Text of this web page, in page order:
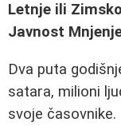
Letnje ili
Javnost
Dva puta
satara, milioni
svoje